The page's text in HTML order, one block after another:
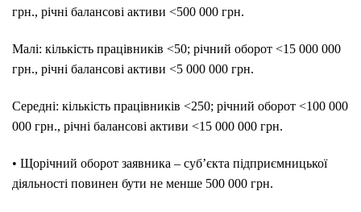
грн., річні балансові активи <500 000 грн.
Малі: кількість працівників <50; річний оборот <15 000 000
грн., річні балансові активи <5 000 000 грн.
Середні: кількість працівників <250; річний оборот <100 000
000 грн., річні балансові активи <15 000 000 грн.
• Щорічний оборот заявника – суб’єкта підприємницької
діяльності повинен бути не менше 500 000 грн.